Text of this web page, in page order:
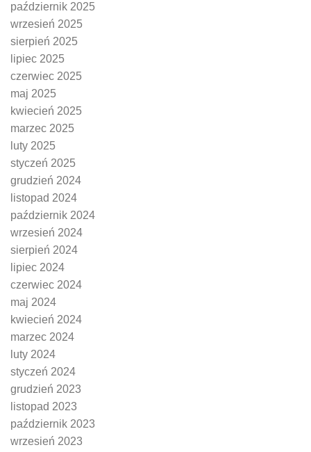
październik 2025
wrzesień 2025
sierpień 2025
lipiec 2025
czerwiec 2025
maj 2025
kwiecień 2025
marzec 2025
luty 2025
styczeń 2025
grudzień 2024
listopad 2024
październik 2024
wrzesień 2024
sierpień 2024
lipiec 2024
czerwiec 2024
maj 2024
kwiecień 2024
marzec 2024
luty 2024
styczeń 2024
grudzień 2023
listopad 2023
październik 2023
wrzesień 2023